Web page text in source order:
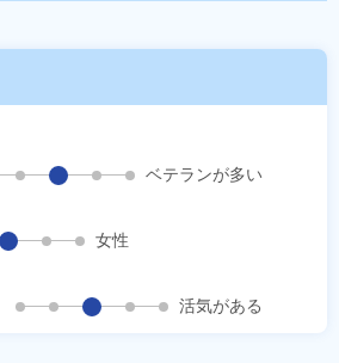
ベテランが多い
女性
活気がある